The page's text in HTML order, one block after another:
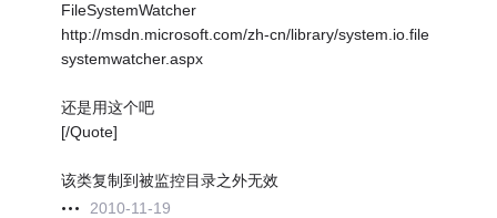
FileSystemWatcher
http://msdn.microsoft.com/zh-cn/library/system.io.file
systemwatcher.aspx
还是用这个吧
[/Quote]
该类复制到被监控目录之外无效
2010-11-19